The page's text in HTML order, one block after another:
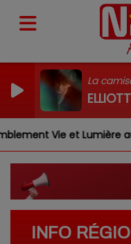
La
ELLIOTT
Vie et Lumière au
INFO